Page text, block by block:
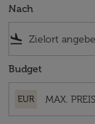
Nach
flight_land
Budget
EUR